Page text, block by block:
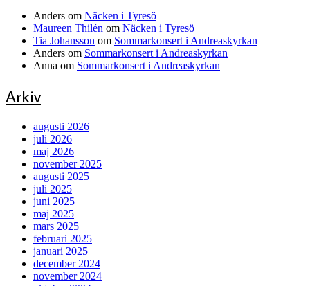
Anders om Näcken i Tyresö
Maureen Thilén om Näcken i Tyresö
Tia Johansson om Sommarkonsert i Andreaskyrkan
Anders om Sommarkonsert i Andreaskyrkan
Anna om Sommarkonsert i Andreaskyrkan
Arkiv
augusti 2026
juli 2026
maj 2026
november 2025
augusti 2025
juli 2025
juni 2025
maj 2025
mars 2025
februari 2025
januari 2025
december 2024
november 2024